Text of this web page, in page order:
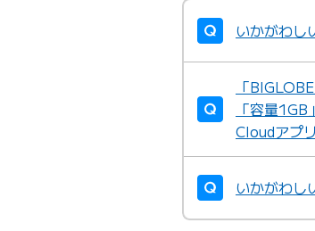
いかがわし
「
「容量
Cloudアプリ
いかがわし